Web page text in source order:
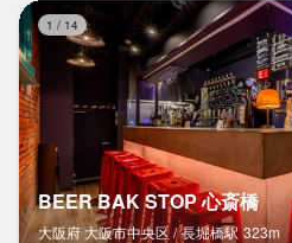
1 / 14
BEER BAK STOP 心斎橋
大阪府 大阪市中央区 / 長堀橋駅 323m